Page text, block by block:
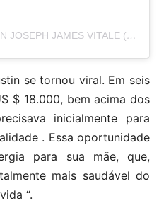
A POST SHARED BY DUSTIN JOSEPH JAMES VITALE (@DVITALE23)
se tornou viral. Em seis
$ 18.000, bem acima dos
inicialmente para
. Essa oportunidade
para sua mãe, que,
mais saudável do
“.